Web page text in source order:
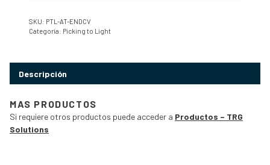
SKU: PTL-AT-ENDCV
Categoría: Picking to Light
Descripción
MAS PRODUCTOS
Si requiere otros productos puede acceder a Productos – TRG
Solutions